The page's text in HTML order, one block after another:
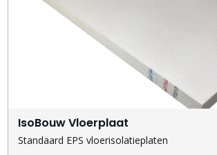
IsoBouw Vloerplaat
Standaard EPS vloerisolatieplaten